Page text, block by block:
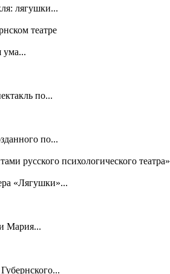
лягушки...
театре
ума...
по...
по...
русского психологического театра»
«Лягушки»...
Мария...